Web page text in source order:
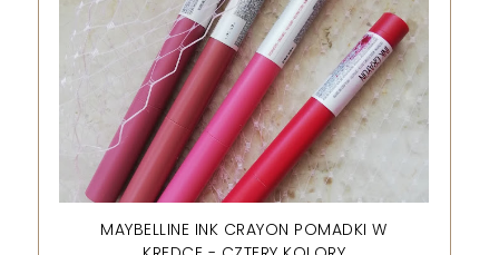
MAYBELLINE INK CRAYON POMADKI W